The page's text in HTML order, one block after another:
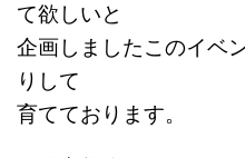
て欲しいと
企画しましたこのイベ
りして
育てております。